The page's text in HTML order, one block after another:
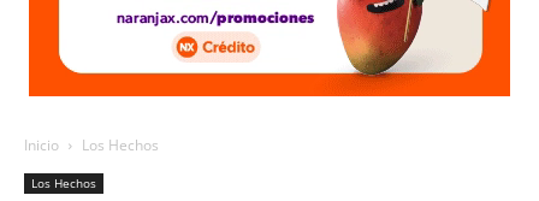
Inicio Los Hechos
Los Hechos